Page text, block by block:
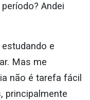
Andei
e
Mas me
não é tarefa fácil
principalmente